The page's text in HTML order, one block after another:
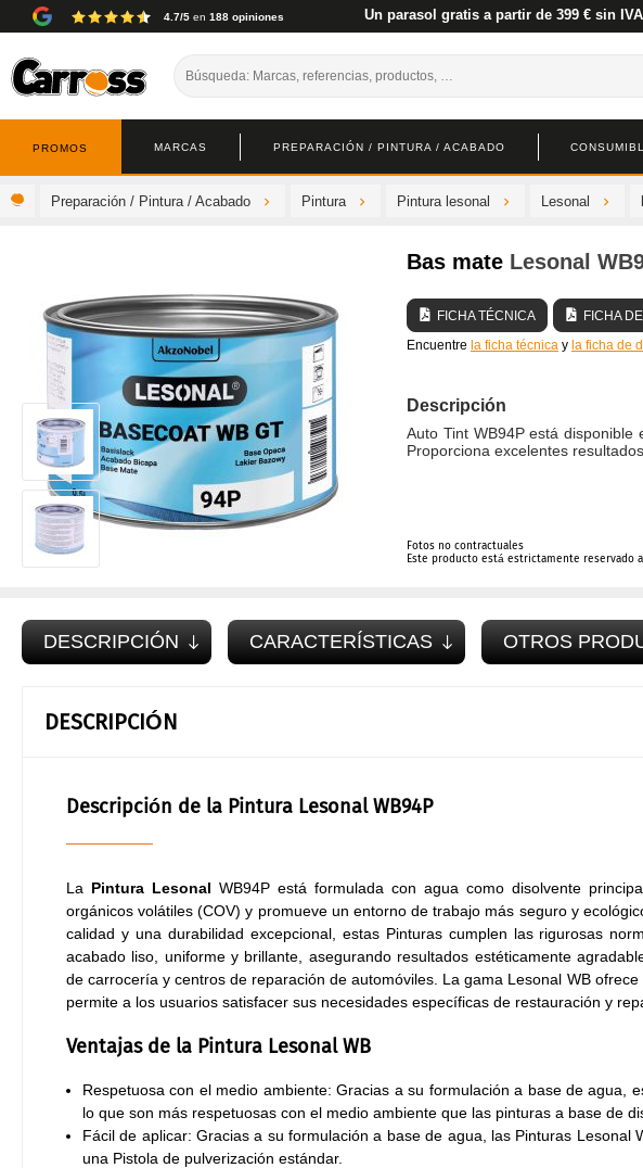
4.7/5 en 188 opiniones Un parasol gratis a partir de 399 € sin IVA
PREPARACIÓN / PINTURA / ACABADO
MARCAS
PROMOS
Preparación / Pintura / Acabado Pintura Pintura lesonal Lesonal
Bas mate Lesonal
FICHA TÉCNICA
FICHA
Encuentre la ficha técnica y la ficha de
Descripción
Auto Tint WB94P está
Proporciona excelentes
Fotos no contractuales
Este producto está estrictamente reservado al
DESCRIPCIÓN CARACTERÍSTICAS OTROS
DESCRIPCIÓN
Descripción de la Pintura Lesonal WB94P
La Pintura Lesonal WB94P está formulada con agua como disolvente
orgánicos volátiles (COV) y promueve un entorno de trabajo más seguro y
calidad y una durabilidad excepcional, estas Pinturas cumplen las rigurosas
acabado liso, uniforme y brillante, asegurando resultados estéticamente
de carrocería y centros de reparación de automóviles. La gama Lesonal WB
permite a los usuarios satisfacer sus necesidades específicas de restauración y
Ventajas de la Pintura Lesonal WB
Respetuosa con el medio ambiente: Gracias a su formulación a base de agua,
lo que son más respetuosas con el medio ambiente que las pinturas a base de
Fácil de aplicar: Gracias a su formulación a base de agua, las Pinturas Lesonal
una Pistola de pulverización estándar.